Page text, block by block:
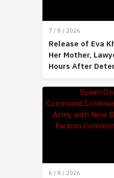
7 / 8 / 2026
Release of Eva
Her Mother,
Hours After
6 / 8 / 2026